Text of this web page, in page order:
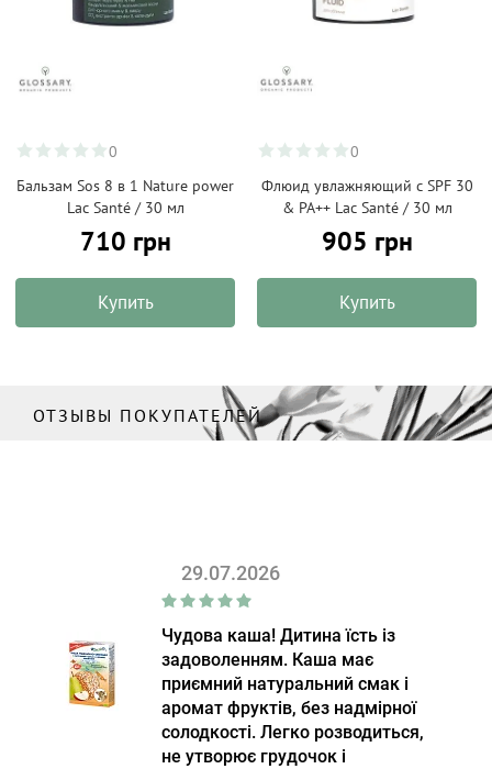
0
Бальзам Sos 8 в 1 Nature power
Lac Santé / 30 мл
710 грн
Купить
0
Флюид увлажняющий с SPF 30
& PA++ Lac Santé / 30 мл
905 грн
Купить
ОТЗЫВЫ ПОКУПАТЕЛЕЙ
29.07.2026
Чудова каша! Дитина їсть із
задоволенням. Каша має
приємний натуральний смак і
аромат фруктів, без надмірної
солодкості. Легко розводиться,
не утворює грудочок і